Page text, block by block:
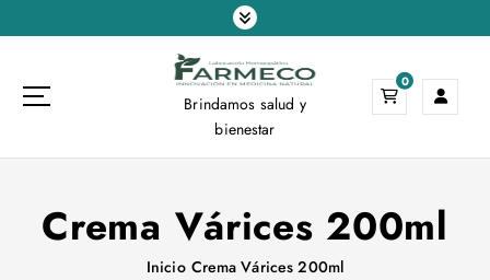
a
a
Brindamos salud y
bienestar
0
Crema Várices 200ml
Inicio Crema Várices 200ml